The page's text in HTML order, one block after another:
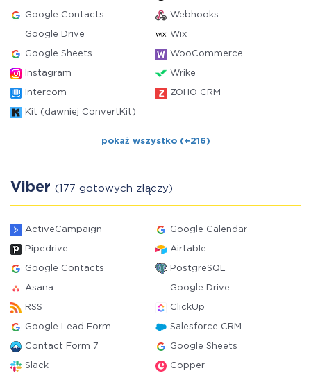
Google Contacts Webhooks
Google Drive Wix
Google Sheets WooCommerce
Instagram Wrike
Intercom ZOHO CRM
Kit (dawniej ConvertKit)
pokaż wszystko (+216)
Viber (177 gotowych złączy)
ActiveCampaign Google Calendar
Pipedrive Airtable
Google Contacts PostgreSQL
Asana Google Drive
RSS ClickUp
Google Lead Form Salesforce CRM
Contact Form 7 Google Sheets
Slack Copper